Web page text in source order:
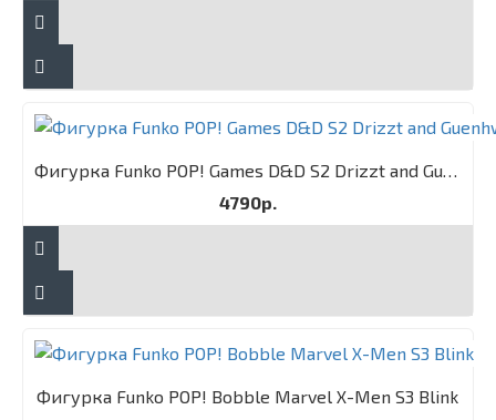
Фигурка Funko POP! Games D&D S2 Drizzt and Guenhwyvar 2PK
4790р.
Фигурка Funko POP! Bobble Marvel X-Men S3 Blink